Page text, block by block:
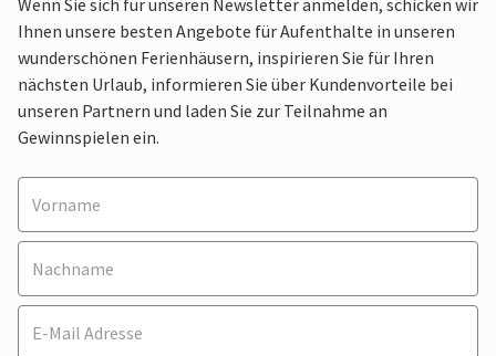
Ihnen unsere besten Angebote für Aufenthalte in unseren
wunderschönen Ferienhäusern, inspirieren Sie für Ihren
nächsten Urlaub, informieren Sie über Kundenvorteile bei
unseren Partnern und laden Sie zur Teilnahme an
Gewinnspielen ein.